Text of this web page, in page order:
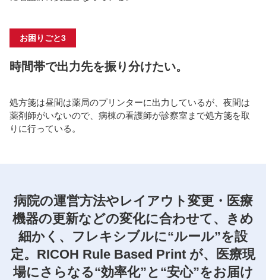
お困りごと3
時間帯で出力先を振り分けたい。
処方箋は昼間は薬局のプリンターに出力しているが、夜間は
薬剤師がいないので、病棟の看護師が診察室まで処方箋を取
りに行っている。
病院の運営方法やレイアウト変更・医療
機器の更新などの変化に合わせて、きめ
細かく、フレキシブルに“ルール”を設
定。RICOH Rule Based Print が、医療現
場にさらなる“効率化”と“安心”をお届け